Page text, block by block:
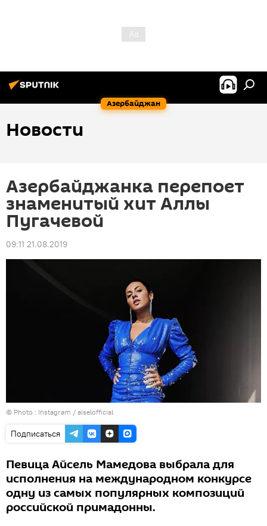
Азербайджан
Новости
Азербайджанка перепоет
знаменитый хит Аллы
Пугачевой
09:11 21.08.2019
© Photo : Instagram / aiselofficial
Подписаться
Певица Айсель Мамедова выбрала для
исполнения на международном конкурсе
одну из самых популярных композиций
российской примадонны.